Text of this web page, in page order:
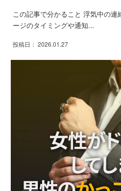
この記事で分かること 浮気中の
ージのタイミングや通知...
投稿日： 2026.01.27